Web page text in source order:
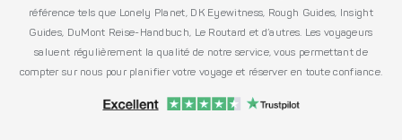
référence tels que Lonely Planet, DK Eyewitness, Rough Guides, Insight
Guides, DuMont Reise-Handbuch, Le Routard et d’autres. Les voyageurs
saluent régulièrement la qualité de notre service, vous permettant de
compter sur nous pour planifier votre voyage et réserver en toute confiance.